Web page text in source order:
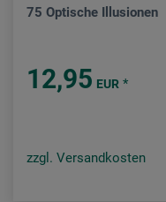
75 Optische Illusionen
12,95 EUR *
zzgl. Versandkosten